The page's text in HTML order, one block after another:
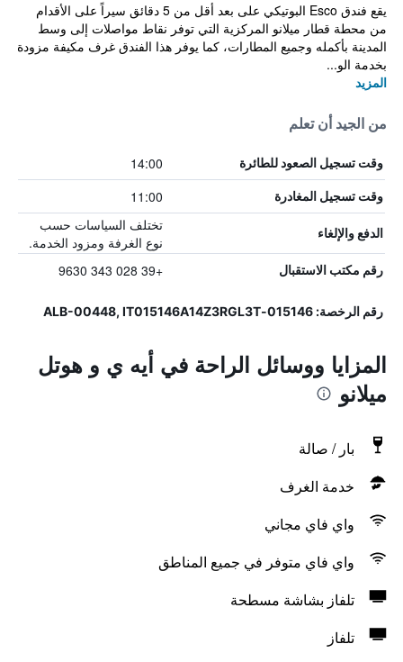
يقع فندق Esco البوتيكي على بعد أقل من 5 دقائق سيراً على الأقدام
من محطة قطار ميلانو المركزية التي توفر نقاط مواصلات إلى وسط
المدينة بأكمله وجميع المطارات، كما يوفر هذا الفندق غرف مكيفة مزودة
بخدمة الو...
المزيد
من الجيد أن تعلم
وقت تسجيل الصعود للطائرة 14:00
وقت تسجيل المغادرة 11:00
الدفع والإلغاء
تختلف السياسات حسب
نوع الغرفة ومزود الخدمة.
رقم مكتب الاستقبال +39 028 343 9630
رقم الرخصة: 015146-ALB-00448, IT015146A14Z3RGL3T
المزايا ووسائل الراحة في أيه ي و هوتل
ميلانو
بار / صالة
خدمة الغرف
واي فاي مجاني
واي فاي متوفر في جميع المناطق
تلفاز بشاشة مسطحة
تلفاز